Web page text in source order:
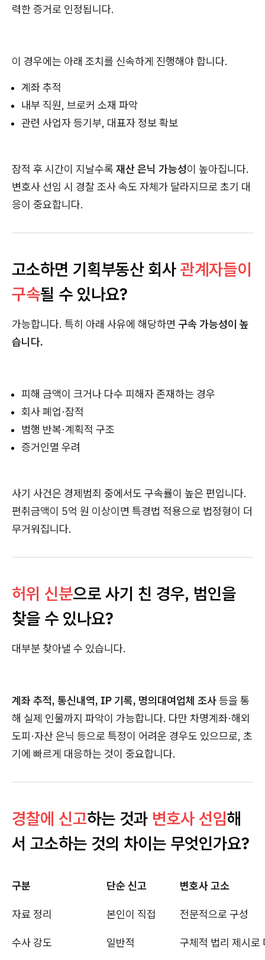
력한 증거로 인정됩니다.
이 경우에는 아래 조치를 신속하게 진행해야 합니다.
계좌 추적
내부 직원, 브로커 소재 파악
관련 사업자 등기부, 대표자 정보 확보
잠적 후 시간이 지날수록 재산 은닉 가능성이 높아집니다.
변호사 선임 시 경찰 조사 속도 자체가 달라지므로 초기 대
응이 중요합니다.
고소하면 기획부동산 회사관계자들이
구속될 수 있나요?
가능합니다. 특히 아래 사유에 해당하면 구속 가능성이 높
습니다.
피해 금액이 크거나 다수 피해자 존재하는 경우
회사 폐업·잠적
범행 반복·계획적 구조
증거인멸 우려
사기 사건은 경제범죄 중에서도 구속률이 높은 편입니다.
편취금액이 5억 원 이상이면 특경법 적용으로 법정형이 더
무거워집니다.
허위 신분으로 사기 친 경우, 범인을
찾을 수 있나요?
대부분 찾아낼 수 있습니다.
계좌 추적, 통신내역, IP 기록, 명의대여업체 조사등을 통
해 실제 인물까지 파악이 가능합니다. 다만 차명계좌·해외
도피·자산 은닉 등으로 특정이 어려운 경우도 있으므로, 초
기에 빠르게 대응하는 것이 중요합니다.
경찰에 신고하는 것과 변호사 선임해
서 고소하는 것의 차이는 무엇인가요?
구분 단순 신고 변호사 고소
자료 정리 본인이 직접 전문적으로 구성
수사 강도 일반적 구체적 법리 제시로